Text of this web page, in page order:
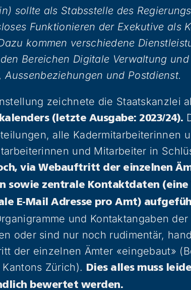
sollte als Stabsstelle des
Funktionieren der Exekutive als
kommen verschiedene
Bereichen Digitale Verwaltung und
Aussenbeziehungen und Postdienst.
zeichnete die Staatskanzlei
(letzte Ausgabe: 2023/24).
alle Kadermitarbeiterinnen
und Mitarbeiter in
via Webauftritt der einzelnen
sowie zentrale Kontaktdaten
E-Mail Adresse pro Amt)
und Kontaktangaben
oder sind nur noch rudimentär,
der einzelnen Ämter «eingebaut»
Zürich). Dies alles muss
bewertet werden.